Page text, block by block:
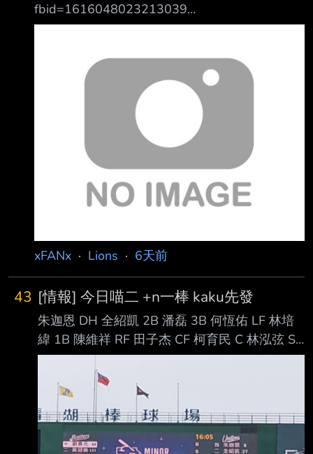
fbid=1616048023213039
https://i.meee.com.tw/5VgDCTp.jpg 7/31(五)
20% 樂天桃猿 vs. 統一7-ELEVEN獅 對戰打擊率
上壘率 1 張皓崴 RF (L) - 無對戰過 2 陳傑憲 LF
(L) 0.258 (8-31) 0.385 1HR 7BB 2K 3 林子豪
1B (L) 0.250 (6-24) 0.308 3H
xFANx · Lions · 6天前
43 [情報] 今日喵二 +n一棒 kaku先發
朱迦恩 DH 全紹凱 2B 潘磊 3B 何恆佑 LF 林培
緯 1B 陳維祥 RF 田子杰 CF 柯育民 C 林泓弦 SS
郭俊麟 P 中職官方轉播
https://www.youtube.com/live/5OVV4GWqKqs
?si=8ntmxqvOTk3LNXz1 ----- Sent from JPTT
on my Samsung SM-A5660. --